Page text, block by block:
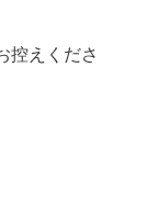
控えくださ